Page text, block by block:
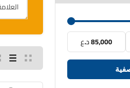
85,000 د.ع